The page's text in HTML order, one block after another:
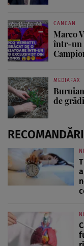
CANCAN
Marco
într-un
MEDIAFAX
de